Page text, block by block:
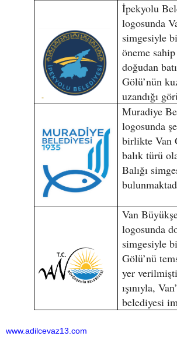
İpekyolu
logosunda
simgesiyle
öneme
doğudan
Gölü’nün
uzandığı
Muradiye
logosunda
birlikte Van
balık türü
Balığı
Van
logosunda
simgesiyle
Gölü’nü
yer
ışınıyla,
belediyesi
www.adilcevaz13.com